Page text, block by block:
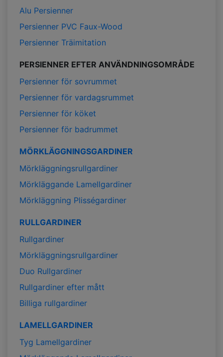
Alu Persienner
Persienner PVC Faux-Wood
Persienner Träimitation
PERSIENNER EFTER ANVÄNDNINGSOMRÅDE
Persienner för sovrummet
Persienner för vardagsrummet
Persienner för köket
Persienner för badrummet
MÖRKLÄGGNINGSGARDINER
Mörkläggningsrullgardiner
Mörkläggande Lamellgardiner
Mörkläggning Plisségardiner
RULLGARDINER
Rullgardiner
Mörkläggningsrullgardiner
Duo Rullgardiner
Rullgardiner efter mått
Billiga rullgardiner
LAMELLGARDINER
Tyg Lamellgardiner